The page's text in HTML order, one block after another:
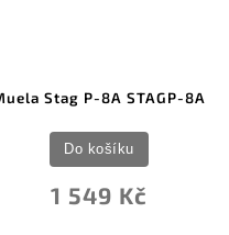
Stag P-8A STAGP-8A
1 549 Kč
Do košíku